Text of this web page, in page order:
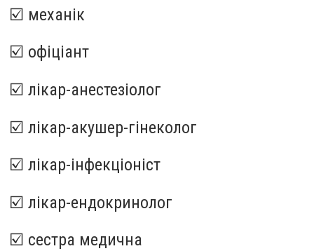
☑️ механік
☑️ офіціант
☑️ лікар-анестезіолог
☑️ лікар-акушер-гінеколог
☑️ лікар-інфекціоніст
☑️ лікар-ендокринолог
☑️ сестра медична